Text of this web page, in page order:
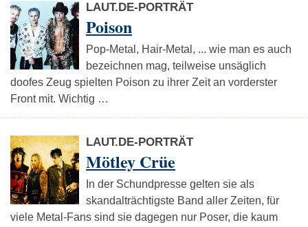
LAUT.DE-PORTRÄT
Poison
Pop-Metal, Hair-Metal, ... wie man es auch
bezeichnen mag, teilweise unsäglich
doofes Zeug spielten Poison zu ihrer Zeit an vorderster
Front mit. Wichtig …
LAUT.DE-PORTRÄT
Mötley Crüe
In der Schundpresse gelten sie als
skandalträchtigste Band aller Zeiten, für
viele Metal-Fans sind sie dagegen nur Poser, die kaum